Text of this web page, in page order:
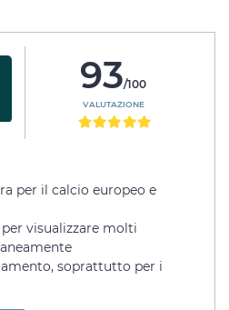
93/100
VALUTAZIONE
per il calcio europeo e
visualizzare molti
soprattutto per i